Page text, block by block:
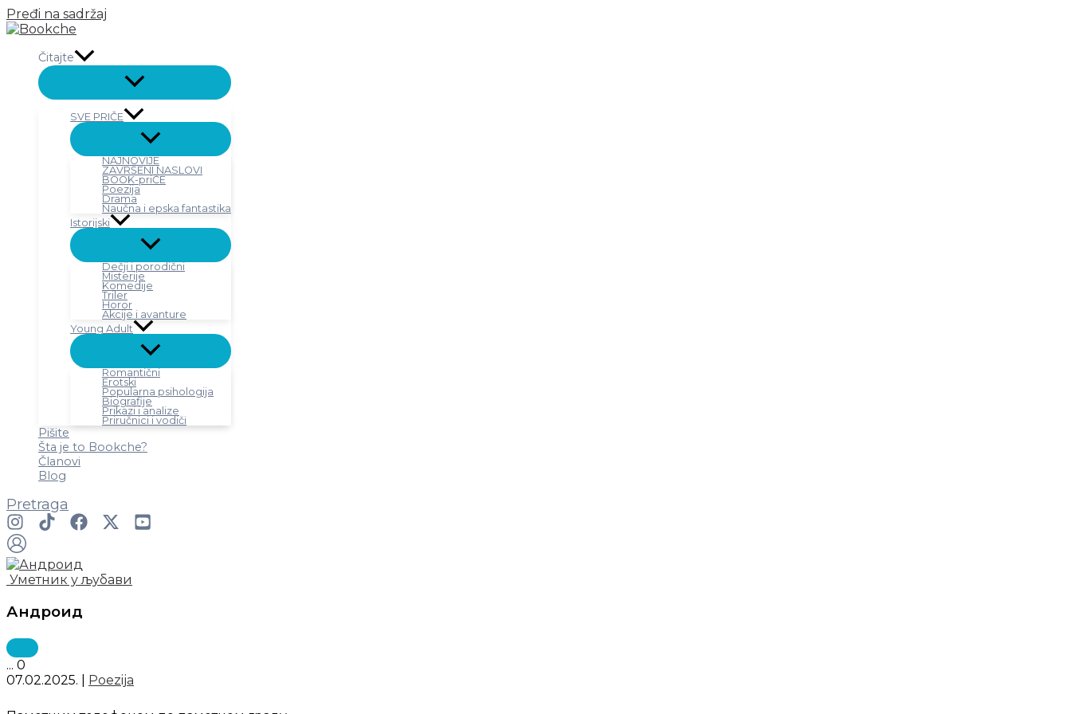
Pređi na sadržaj
Čitajte
SVE PRIČE
NAJNOVIJE
ZAVRŠENI NASLOVI
BOOK-priČE
Poezija
Drama
Naučna i epska fantastika
Istorijski
Dečji i porodični
Misterije
Komedije
Triler
Horor
Akcije i avanture
Young Adult
Romantični
Erotski
Popularna psihologija
Biografije
Prikazi i analize
Priručnici i vodiči
Pišite
Šta je to Bookche?
Članovi
Blog
Pretraga
Уметник у љубави
Андроид
... 0
07.02.2025.
Poezija